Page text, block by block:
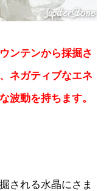
ンテンから採掘さ
ネガティブなエネ
波動を持ちます。
される水晶にさま